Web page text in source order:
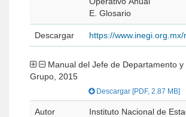
E. Glosario
Descargar https://
Grupo, 2015
Descargar [PDF, 2.87 MB]
Autor Instituto Nacional de